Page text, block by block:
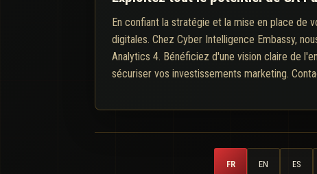
En confiant la stratégie et la mise en place de
digitales. Chez Cyber Intelligence Embassy,
Analytics 4. Bénéficiez d'une vision claire de
sécuriser vos investissements marketing.
FR EN ES